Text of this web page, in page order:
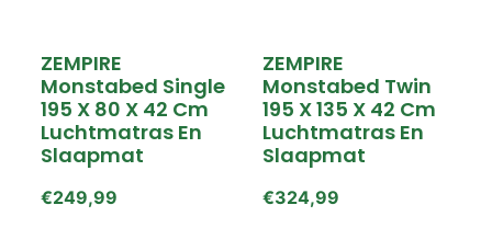
ZEMPIRE
Monstabed Single
195 X 80 X 42 Cm
Luchtmatras En
Slaapmat
€249,99
ZEMPIRE
Monstabed Twin
195 X 135 X 42 Cm
Luchtmatras En
Slaapmat
€324,99